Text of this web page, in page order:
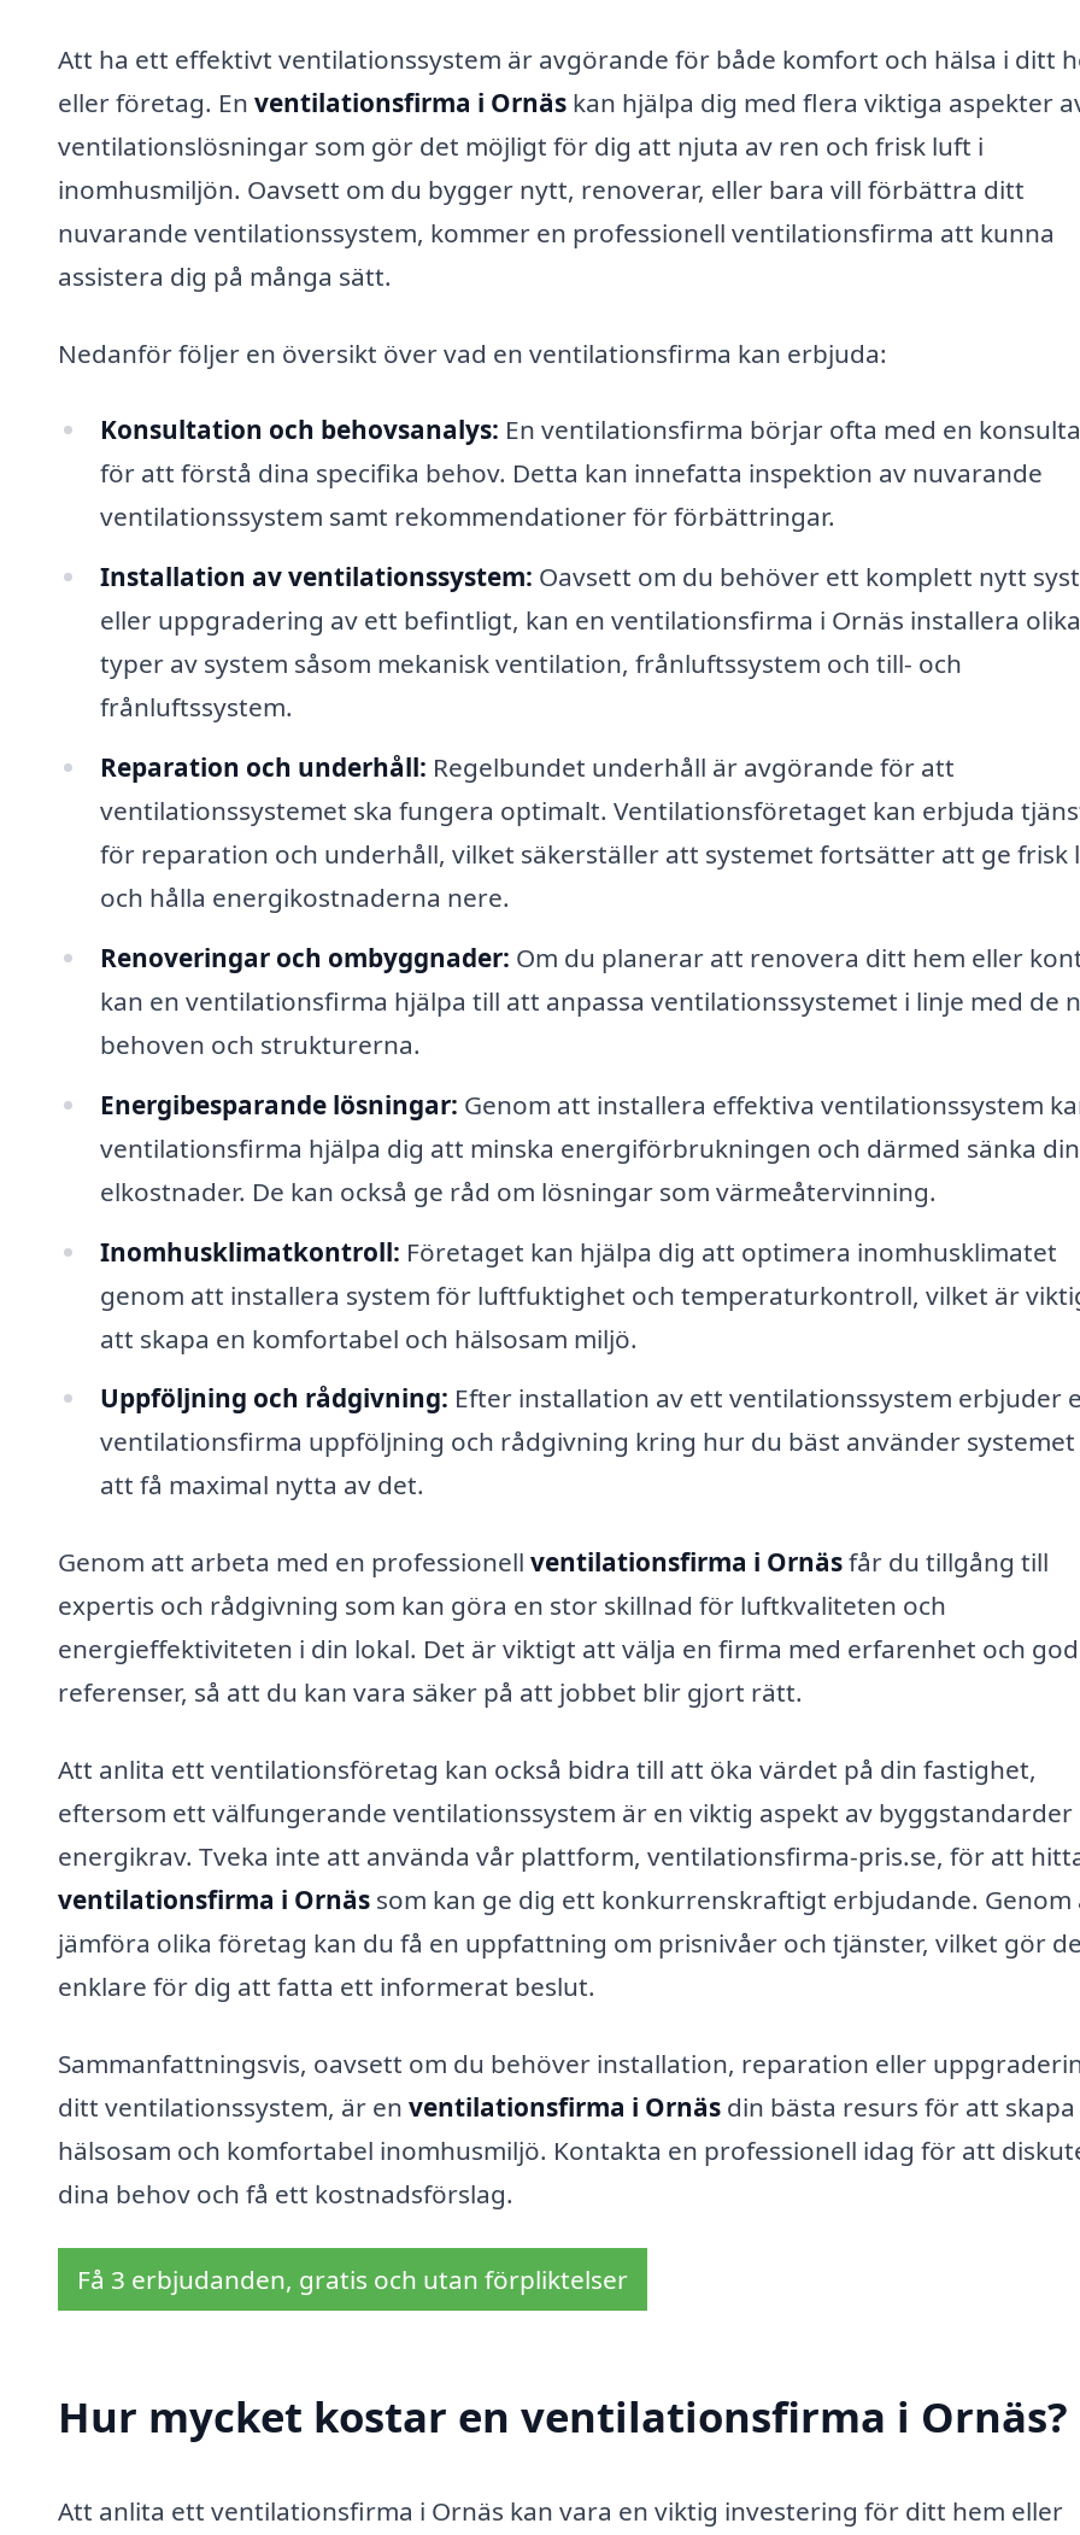
Att ha ett effektivt ventilationssystem är avgörande för både komfort och hälsa i ditt
eller företag. En ventilationsfirma i Ornäs kan hjälpa dig med flera viktiga aspekter
ventilationslösningar som gör det möjligt för dig att njuta av ren och frisk luft i
inomhusmiljön. Oavsett om du bygger nytt, renoverar, eller bara vill förbättra ditt
nuvarande ventilationssystem, kommer en professionell ventilationsfirma att kunna
assistera dig på många sätt.
Nedanför följer en översikt över vad en ventilationsfirma kan erbjuda:
Konsultation och behovsanalys: En ventilationsfirma börjar ofta med en
för att förstå dina specifika behov. Detta kan innefatta inspektion av nuvarande
ventilationssystem samt rekommendationer för förbättringar.
Installation av ventilationssystem: Oavsett om du behöver ett komplett nytt
eller uppgradering av ett befintligt, kan en ventilationsfirma i Ornäs installera olika
typer av system såsom mekanisk ventilation, frånluftssystem och till- och
frånluftssystem.
Reparation och underhåll: Regelbundet underhåll är avgörande för att
ventilationssystemet ska fungera optimalt. Ventilationsföretaget kan erbjuda
för reparation och underhåll, vilket säkerställer att systemet fortsätter att ge frisk
och hålla energikostnaderna nere.
Renoveringar och ombyggnader: Om du planerar att renovera ditt hem eller
kan en ventilationsfirma hjälpa till att anpassa ventilationssystemet i linje med de
behoven och strukturerna.
Energibesparande lösningar: Genom att installera effektiva ventilationssystem
ventilationsfirma hjälpa dig att minska energiförbrukningen och därmed sänka
elkostnader. De kan också ge råd om lösningar som värmeåtervinning.
Inomhusklimatkontroll: Företaget kan hjälpa dig att optimera inomhusklimatet
genom att installera system för luftfuktighet och temperaturkontroll, vilket är
att skapa en komfortabel och hälsosam miljö.
Uppföljning och rådgivning: Efter installation av ett ventilationssystem erbjuder
ventilationsfirma uppföljning och rådgivning kring hur du bäst använder
att få maximal nytta av det.
Genom att arbeta med en professionell ventilationsfirma i Ornäsfår du tillgång till
expertis och rådgivning som kan göra en stor skillnad för luftkvaliteten och
energieffektiviteten i din lokal. Det är viktigt att välja en firma med erfarenhet och
referenser, så att du kan vara säker på att jobbet blir gjort rätt.
Att anlita ett ventilationsföretag kan också bidra till att öka värdet på din fastighet,
eftersom ett välfungerande ventilationssystem är en viktig aspekt av byggstandarder
energikrav. Tveka inte att använda vår plattform, ventilationsfirma-pris.se, för att
ventilationsfirma i Ornäs som kan ge dig ett konkurrenskraftigt erbjudande. Genom
jämföra olika företag kan du få en uppfattning om prisnivåer och tjänster, vilket gör
enklare för dig att fatta ett informerat beslut.
Sammanfattningsvis, oavsett om du behöver installation, reparation eller
ditt ventilationssystem, är en ventilationsfirma i Ornäs din bästa resurs för att skapa
hälsosam och komfortabel inomhusmiljö. Kontakta en professionell idag för att
dina behov och få ett kostnadsförslag.
Få 3 erbjudanden, gratis och utan förpliktelser
Hur mycket kostar en ventilationsfirma i Ornäs?
Att anlita ett ventilationsfirma i Ornäs kan vara en viktig investering för ditt hem eller